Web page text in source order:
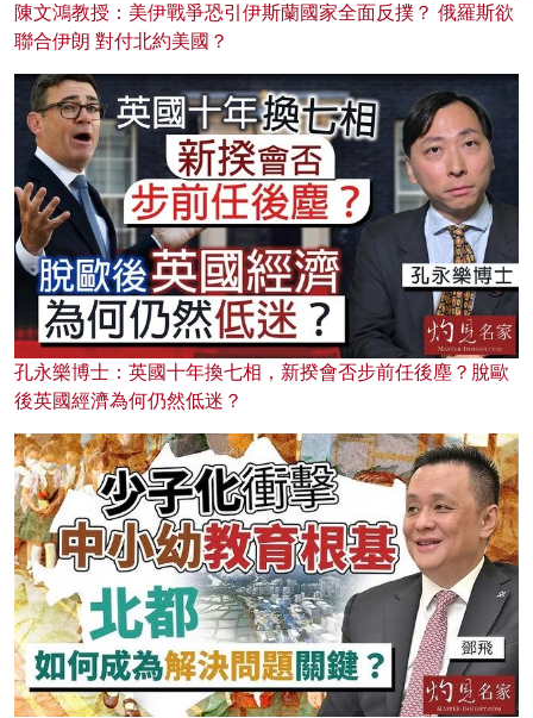
陳文鴻教授：美伊戰爭恐引伊斯蘭國家全面反撲？ 俄羅斯欲
聯合伊朗 對付北約美國？
孔永樂博士：英國十年換七相，新揆會否步前任後塵？脫歐
後英國經濟為何仍然低迷？